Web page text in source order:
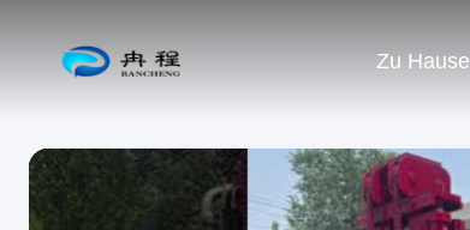
Zu Hause